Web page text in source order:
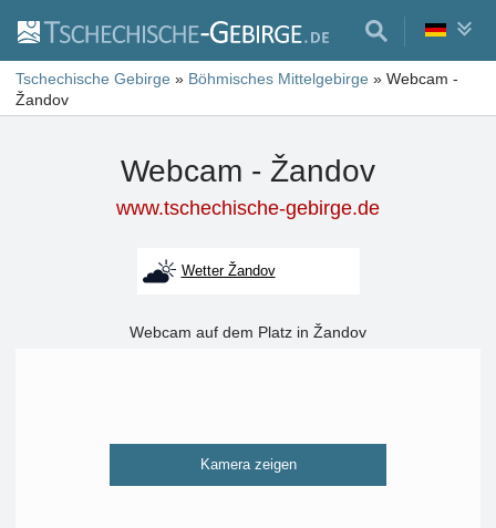
Tschechische Gebirge » Böhmisches Mittelgebirge » Webcam -
Žandov
Webcam - Žandov
www.tschechische-gebirge.de
Wetter Žandov
Webcam auf dem Platz in Žandov
Kamera zeigen